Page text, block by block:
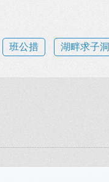
班公措 湖畔求子洞